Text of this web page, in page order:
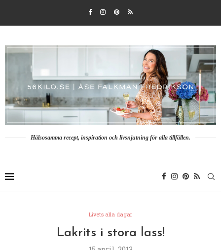
Hälsosamma recept, inspiration och livsnjutning för alla tillfällen.
Livets alla dagar
Lakrits i stora lass!